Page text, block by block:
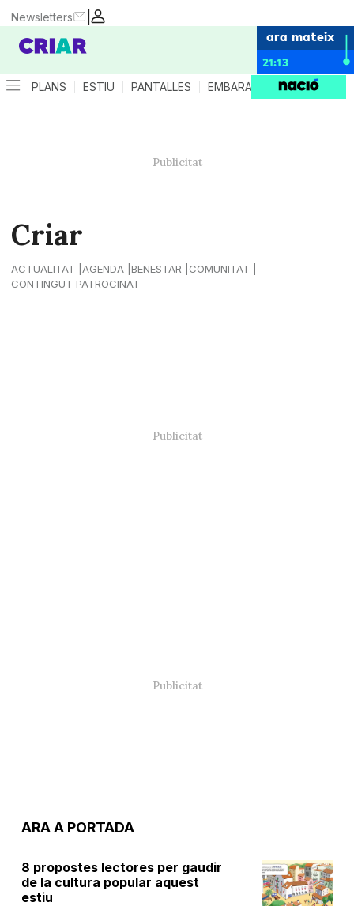
|
Newsletters
ara mateix
21:13
PLANS ESTIU PANTALLES EMBARÀS CRIANÇA
Criar
ACTUALITAT AGENDA BENESTAR
COMUNITAT
CONTINGUT PATROCINAT
ARA A PORTADA
8 propostes lectores per gaudir
de la cultura popular aquest
estiu